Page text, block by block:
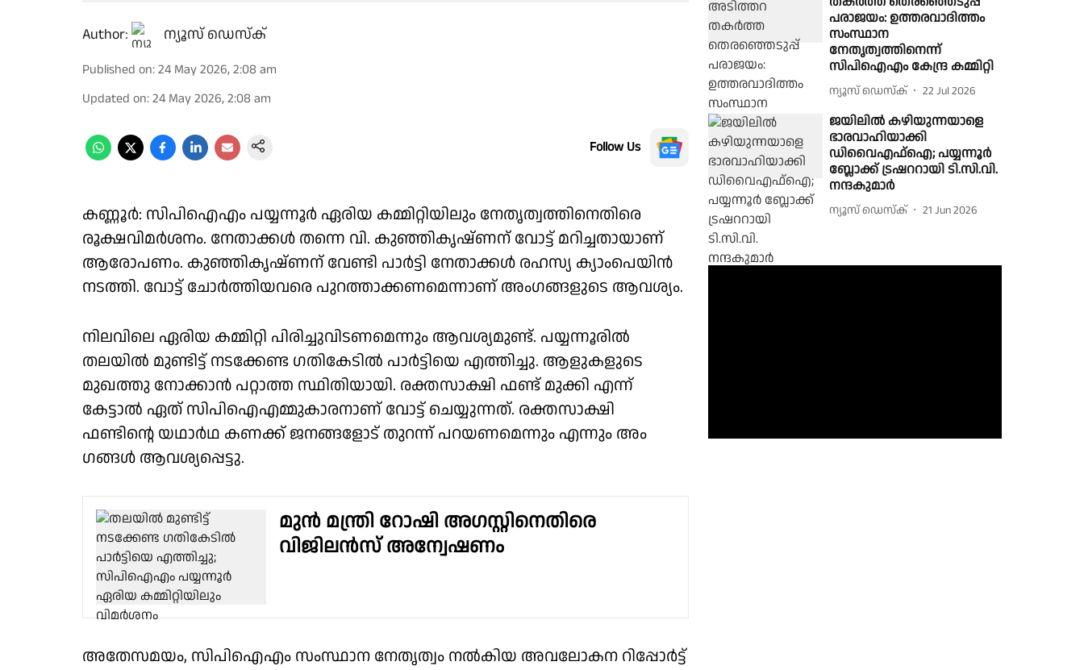
Author: ന്യൂസ് ഡെസ്ക്
Published on:24 May 2026, 2:08 am
Updated on:24 May 2026, 2:08 am
Follow Us
കണ്ണൂർ: സിപിഐഎം പയ്യന്നൂർ ഏരിയ കമ്മിറ്റിയിലും നേതൃത്വത്തിനെതിരെ
രൂക്ഷവിമർശനം. നേതാക്കൾ തന്നെ വി. കുഞ്ഞികൃഷ്‌ണന് വോട്ട് മറിച്ചതായാണ്
ആരോപണം. കുഞ്ഞികൃഷ്ണന് വേണ്ടി പാർട്ടി നേതാക്കൾ രഹസ്യ ക്യാംപെയി‍ൻ
നടത്തി. വോട്ട് ചോർത്തിയവരെ പുറത്താക്കണമെന്നാണ് അംഗങ്ങളുടെ ആവശ്യം.
നിലവിലെ ഏരിയ കമ്മിറ്റി പിരിച്ചുവിടണമെന്നും ആവശ്യമുണ്ട്. പയ്യന്നൂരിൽ
തലയിൽ മുണ്ടിട്ട് നടക്കേണ്ട ഗതികേടിൽ പാർട്ടിയെ എത്തിച്ചു. ആളുകളുടെ
മുഖത്തു നോക്കാൻ പറ്റാത്ത സ്ഥിതിയായി. രക്തസാക്ഷി ഫണ്ട്‌ മുക്കി എന്ന്
കേട്ടാൽ ഏത് സിപിഐഎമ്മുകാരനാണ് വോട്ട് ചെയ്യുന്നത്. രക്തസാക്ഷി
ഫണ്ടിന്റെ യഥാർഥ കണക്ക് ജനങ്ങളോട് തുറന്ന് പറയണമെന്നും എന്നും അം​
ഗങ്ങൾ ആവശ്യപ്പെട്ടു.
മുൻ മന്ത്രി റോഷി അഗസ്റ്റിനെതിരെ
വിജിലൻസ് അന്വേഷണം
അതേസമയം, സിപി​ഐഎം സംസ്ഥാന നേതൃത്വം നൽകിയ അവലോകന റിപ്പോർട്ട്
പരാജയം: ഉത്തരവാദിത്തം
സംസ്ഥാന
നേതൃത്വത്തിനെന്ന്
സിപിഐഎം കേന്ദ്ര കമ്മിറ്റി
ന്യൂസ് ഡെസ്ക് 22 Jul 2026
ജയിലിൽ കഴിയുന്നയാളെ
ഭാരവാഹിയാക്കി
ഡിവൈഎഫ്ഐ; പയ്യന്നൂർ
ബ്ലോക്ക് ട്രഷററായി ടി.സി.വി.
നന്ദകുമാർ
ന്യൂസ് ഡെസ്ക് 21 Jun 2026